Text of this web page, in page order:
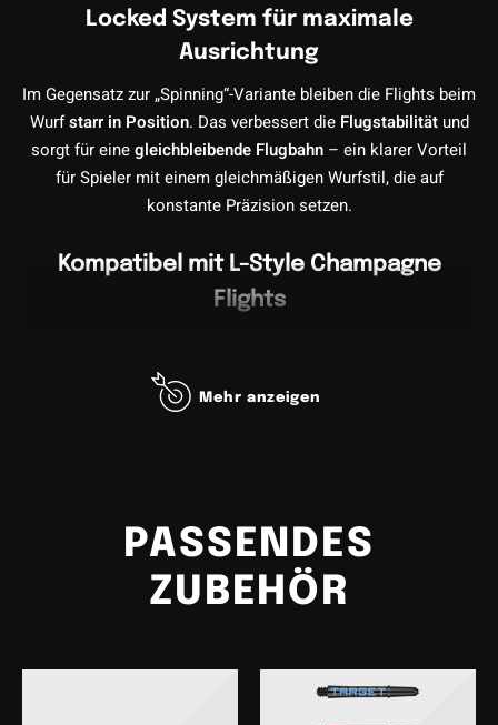
Locked System für maximale
Ausrichtung
Im Gegensatz zur „Spinning“-Variante bleiben die Flights beim
Wurfstarr in Position. Das verbessert die Flugstabilitätund
sorgt für einegleichbleibende Flugbahn – ein klarer Vorteil
für Spieler mit einem gleichmäßigen Wurfstil, die auf
konstante Präzision setzen.
Kompatibel mit L-Style Champagne
Flights
L-Style Champagne Flights
integrierten Champagne Ring verhindern sie effektiv Robin
Robustes Design in mehreren Größen
Gefertigt aus einem speziell verstärkten Kunststoff
L-Style Shaftsbesonders bruchfest und halten auch
verschiedenen Längen – perfekt für deinen individuellen
Wurfstil und Barrel-Typ.
Mehr anzeigen
PASSENDES
ZUBEHÖR